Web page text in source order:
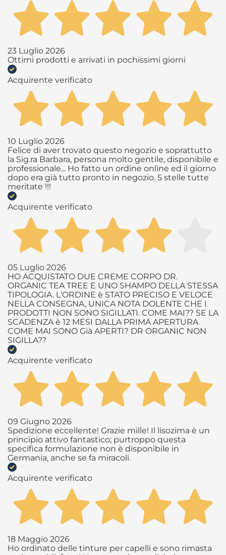
23 Luglio 2026
Ottimi prodotti e arrivati in pochissimi giorni
Acquirente verificato
10 Luglio 2026
Felice di aver trovato questo negozio e soprattutto
la Sig.ra Barbara, persona molto gentile, disponibile e
professionale... Ho fatto un ordine online ed il giorno
dopo era già tutto pronto in negozio. 5 stelle tutte
meritate !!!
Acquirente verificato
05 Luglio 2026
HO ACQUISTATO DUE CREME CORPO DR.
ORGANIC TEA TREE E UNO SHAMPO DELLA STESSA
TIPOLOGIA. L'ORDINE è STATO PRECISO E VELOCE
NELLA CONSEGNA, UNICA NOTA DOLENTE CHE I
PRODOTTI NON SONO SIGILLATI. COME MAI?? SE LA
SCADENZA è 12 MESI DALLA PRIMA APERTURA
COME MAI SONO Già APERTI? DR ORGANIC NON
SIGILLA??
Acquirente verificato
09 Giugno 2026
Spedizione eccellente! Grazie mille! Il lisozima è un
principio attivo fantastico; purtroppo questa
specifica formulazione non è disponibile in
Germania, anche se fa miracoli.
Acquirente verificato
18 Maggio 2026
Ho ordinato delle tinture per capelli e sono rimasta